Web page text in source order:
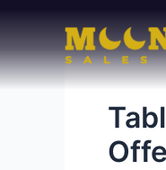
content